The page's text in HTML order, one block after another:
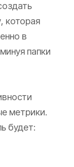
которая
в
папки
метрики.
будет: